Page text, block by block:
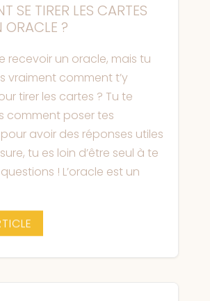
SE TIRER LES CARTES
ORACLE ?
recevoir un oracle, mais tu
vraiment comment t’y
tirer les cartes ? Tu te
comment poser tes
avoir des réponses utiles
tu es loin d’être seul à te
! L’oracle est un